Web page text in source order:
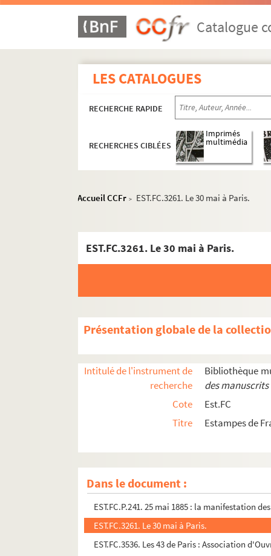
Catalogue
LES CATALOGUES
RECHERCHE RAPIDE
RECHERCHES CIBLÉES
Imprimés
multimédia
Accueil CCFr > EST.FC.3261. Le 30 mai à Paris.
EST.FC.3261. Le 30 mai à Paris.
Présentation globale de la
Intitulé de l'instrument de
recherche
Bibliothèque
des
Cote
Est.FC
Titre
Estampes de
Dans le document :
EST.FC.3183. 1841 - Victor HUGO
EST.FC.3183. 1841 Victor Hugo
EST.FC.3333. 25 mai 1885 : la manifestation
EST.FC.P.241. 25 mai 1885 : la manifestation
EST.FC.3261. Le 30 mai à Paris.
EST.FC.3536. Les 43 de Paris : Association